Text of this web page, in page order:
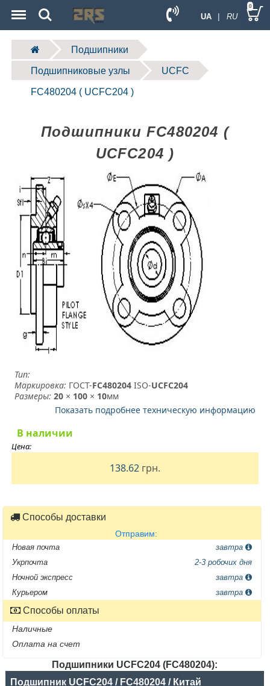
UA | RU
Search 0
Подшипники
Подшипниковые узлы UCFC
FC480204 ( UCFC204 )
Подшипники FC480204 (
UCFC204 )
Тип:
Маркировка: ГОСТ-FC480204 ­ ISO-UCFC204
Размеры: 20 × 100 × 10мм
Показать подробнее техническую информацию
В наличии
Цена:
138.62 грн.
Способы доставки
Отправим:
Новая почта
завтра
Укрпочта
2-3 робочих дня
Ночной экспресс
завтра
Курьером
завтра
Способы оплаты
Наличные
Оплата на счет
Подшипники UCFC204 (FC480204):
Название
Подшипник UCFC204 / FC480204 / Китай